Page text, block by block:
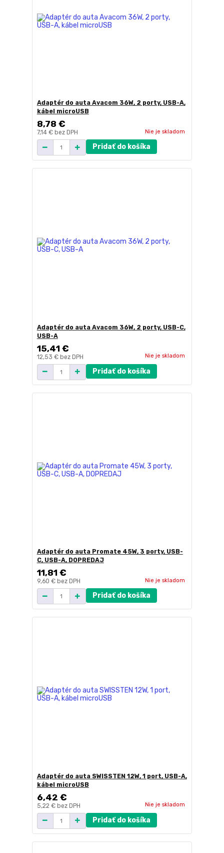
Adaptér do auta Avacom 36W, 2 porty, USB-A,
kábel microUSB
8,78 €
7,14 € bez DPH Nie je skladom
Pridať do košíka
Adaptér do auta Avacom 36W, 2 porty, USB-C,
USB-A
15,41 €
12,53 € bez DPH Nie je skladom
Pridať do košíka
Adaptér do auta Promate 45W, 3 porty, USB-
C, USB-A, DOPREDAJ
11,81 €
9,60 € bez DPH Nie je skladom
Pridať do košíka
Adaptér do auta SWISSTEN 12W, 1 port, USB-A,
kábel microUSB
6,42 €
5,22 € bez DPH Nie je skladom
Pridať do košíka